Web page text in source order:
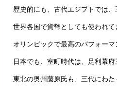
歴史的にも、古代エジプトでは
世界各国で貨幣としても使われ
オリンピックで最高のパフォー
日本でも、室町時代は、足利幕
東北の奥州藤原氏も、三代にわ